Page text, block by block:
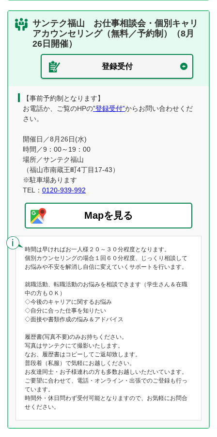
サンテク福山 お仕事相談会・個別キャリ
アカウンセリング（無料／予約制）（8月
26日開催）
登録受付
【事前予約制となります】
お電話か、ご覧のHPの”登録受付”からお問い合わせくだ
さい。
開催日／8月26日(水)
時間／9：00～19：00
場所／サンテク福山
（福山市南蔵王町4丁目17-43）
※駐車場あります
TEL： 0120-939-992
Mapを見る
時間は早ければお一人様２０～３０分程度となります。
個別カウンセリングの場合１回６０分程度、じっくり相談して
お悩みや不安を解消し自信に変えていくサポートを行います。
就職活動、転職活動のお悩みを相談できます（学生さん＆在職
中の方もＯＫ）
◇今後のキャリアに関するお悩み
◇自分に合った仕事を知りたい
◇面接や書類作成の悩み＆アドバイス
履歴書(写真不要)のみお持ちください。
写真はサンテクにて撮影いたします。
なお、履歴書はコピーしてご返却致します。
普段着（私服）で気軽にお越しください。
お友達同士・お子様連れの方も多数お越しいただいています。
ご要望に合わせて、電話・オンライン・出張でのご登録も行っ
ています。
時間外・休日問わず受付可能となりますので、お気軽にお問合
せください。